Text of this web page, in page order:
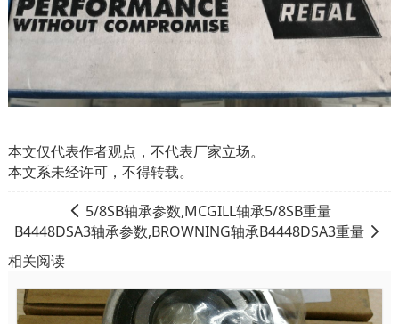
本文仅代表作者观点，不代表厂家立场。
本文系未经许可，不得转载。
5/8SB轴承参数,MCGILL轴承5/8SB重量
B4448DSA3轴承参数,BROWNING轴承B4448DSA3重量
相关阅读